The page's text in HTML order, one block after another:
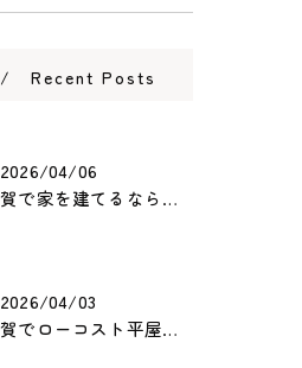
Recent Posts
2026/04/06
滋賀で家を建てるなら知っておきたい住宅ローンの基本｜無理のない家づくりの考え方
2026/04/03
滋賀でローコスト平屋を建てるなら？無理のない価格で理想の暮らしを叶える家づくり